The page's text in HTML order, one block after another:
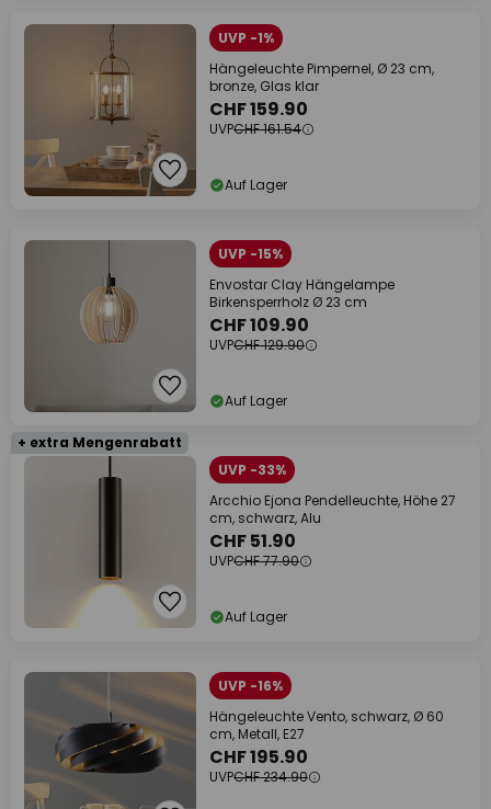
UVP -1%
Hängeleuchte Pimpernel, Ø 23 cm,
bronze, Glas klar
CHF 159.90
UVPCHF 161.54
Auf Lager
UVP -15%
Envostar Clay Hängelampe
Birkensperrholz Ø 23 cm
CHF 109.90
UVPCHF 129.90
Auf Lager
+ extra Mengenrabatt
UVP -33%
Arcchio Ejona Pendelleuchte, Höhe 27
cm, schwarz, Alu
CHF 51.90
UVPCHF 77.90
Auf Lager
UVP -16%
Hängeleuchte Vento, schwarz, Ø 60
cm, Metall, E27
CHF 195.90
UVPCHF 234.90